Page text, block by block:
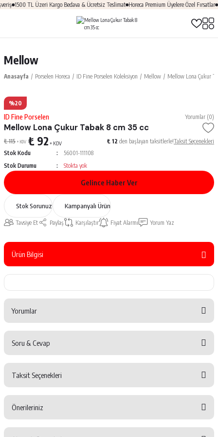
1500 TL Üzeri Kargo Bedava & Ücretsiz Teslimat Horeca Premium Üyelere Özel Fırsatlar
Mellow
Anasayfa Porselen Horeca ID Fine Porselen Koleksiyon Mellow Mellow Lona Çukur
%20
ID Fine Porselen Yorumlar (0)
Mellow Lona Çukur Tabak 8 cm 35 cc
₺ 115 + KDV ₺ 92 + KDV ₺ 12 den başlayan taksitlerle!Taksit Seçenekleri
Stok Kodu
56001-111108
Stok Durumu
Stokta yok
Gelince Haber Ver
Stok Sorunuz Kampanyalı Ürün
Tavsiye Et Paylaş Karşılaştır Fiyat Alarmı Yorum Yaz
Ürün Bilgisi
Yorumlar
Yorum Yaz
Soru & Cevap
Soru Sor
Taksit Seçenekleri
Önerileriniz